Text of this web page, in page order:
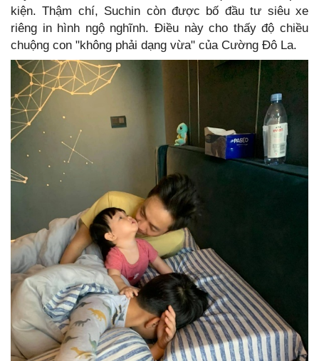
kiện. Thậm chí, Suchin còn được bố đầu tư siêu xe
riêng in hình ngộ nghĩnh. Điều này cho thấy độ chiều
chuộng con "không phải dạng vừa" của Cường Đô La.